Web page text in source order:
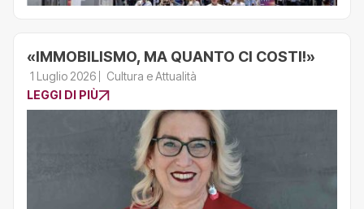
«IMMOBILISMO, MA QUANTO CI COSTI!»
1 Luglio 2026
Cultura e Attualità
LEGGI DI PIÙ